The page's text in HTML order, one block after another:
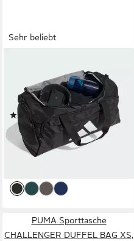
Sehr beliebt
Reisetasche TRAINING
DEFENDER DUFFELBAG
KLEIN (1-tlg)
(24)
29,99 € UVP35,00 €
-14%
PUMA Sporttasche
CHALLENGER DUFFEL BAG XS,